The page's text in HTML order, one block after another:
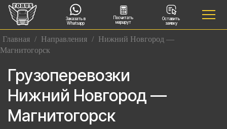
Заказать в
Whatsapp
Посчитать
маршрут
Оставить
заявку
Главная / Направления / Нижний Новгород —
Магнитогорск
Грузоперевозки
Нижний Новгород —
Магнитогорск